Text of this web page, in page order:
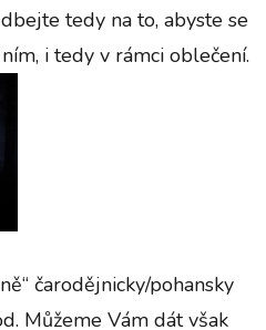
tedy na to, abyste se
i tedy v rámci oblečení.
čarodějnicky/pohansky
Můžeme Vám dát však